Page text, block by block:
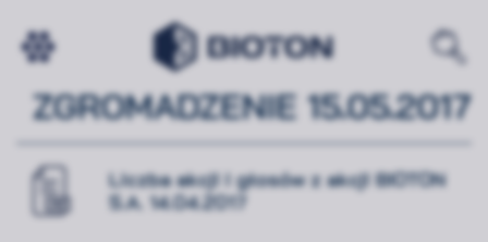
NADZWYCZAJNE WALNE
ZGROMADZENIE 15.05.2017
Liczba akcji i głosów z akcji BIOTON
S.A. 14.04.2017